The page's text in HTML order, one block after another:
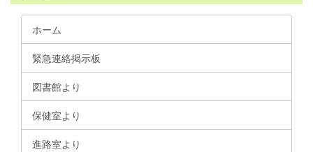
ホーム
緊急連絡掲示板
図書館より
保健室より
進路室より